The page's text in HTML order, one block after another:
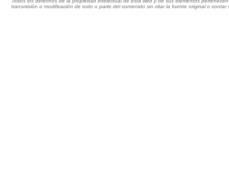
transmisión o modificación de todo o parte del contenido sin citar la fuente original o